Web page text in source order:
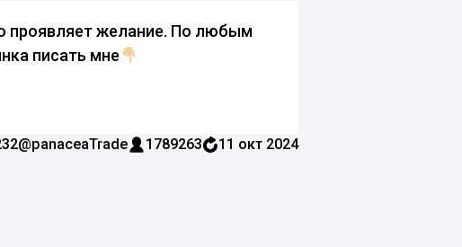
проявляет желание. По любым
писать мне
@panaceaTrade 1789263 11 окт 2024